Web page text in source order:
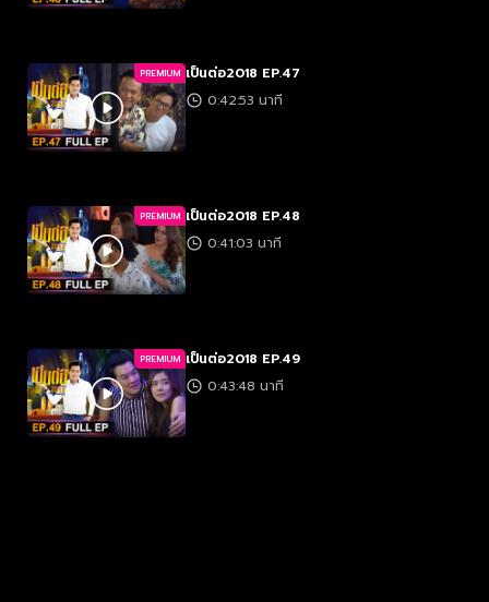
PREMIUM เป็นต่อ2018 EP.47
0:42:53 นาที
PREMIUM เป็นต่อ2018 EP.48
0:41:03 นาที
PREMIUM เป็นต่อ2018 EP.49
0:43:48 นาที